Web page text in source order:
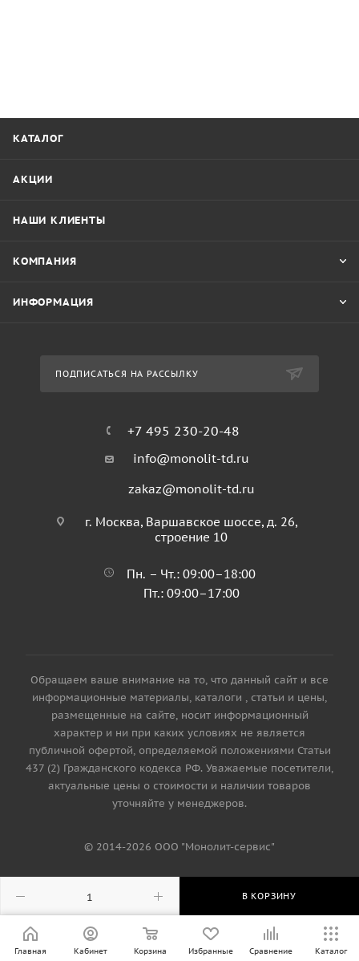
В КОРЗИНУ
КАТАЛОГ
АКЦИИ
НАШИ КЛИЕНТЫ
КОМПАНИЯ
ИНФОРМАЦИЯ
ПОДПИСАТЬСЯ НА РАССЫЛКУ
+7 495 230-20-48
info@monolit-td.ru
zakaz@monolit-td.ru
г. Москва, Варшавское шоссе, д. 26,
строение 10
Пн. – Чт.: 09:00–18:00
Пт.: 09:00–17:00
Обращаем ваше внимание на то, что данный сайт и все
информационные материалы, каталоги , статьи и цены,
размещенные на сайте, носит информационный
характер и ни при каких условиях не является
публичной офертой, определяемой положениями Статьи
437 (2) Гражданского кодекса РФ. Уважаемые посетители,
актуальные цены о стоимости и наличии товаров
уточняйте у менеджеров.
© 2014-2026 ООО "Монолит-сервис"
Главная Кабинет Корзина Избранные Сравнение Каталог